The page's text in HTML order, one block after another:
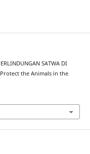
SATWA DI
Protect the Animals in the